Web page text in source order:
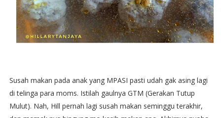
Susah makan pada anak yang MPASI pasti udah gak asing lagi
di telinga para moms. Istilah gaulnya GTM (Gerakan Tutup
Mulut). Nah, Hill pernah lagi susah makan seminggu terakhir,